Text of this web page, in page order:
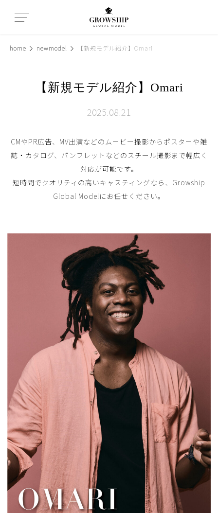
home newmodel 【新規モデル紹介】Omari
【新規モデル紹介】Omari
2025.08.21
CMやPR広告、MV出演などのムービー撮影からポスターや雑
誌・カタログ、パンフレットなどのスチール撮影まで幅広く
対応が可能です。
短時間でクオリティの高いキャスティングなら、Growship
Global Modelにお任せください。